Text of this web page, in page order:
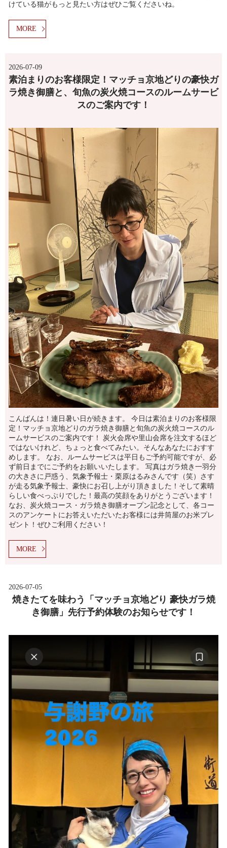
けている猫がもっと見たい方はぜひご覧くださいね。
MORE
2026-07-09
素泊まりのお客様限定！マッチョ京地どりの豪快ガ
ラ焼き御膳と、旬魚の炭火焼コースのルームサービ
スのご案内です！
こんばんは！連日暑い日が続きます。 今日は素泊まりのお客様限
定！マッチョ京地どりのガラ焼き御膳と旬魚の炭火焼コースのル
ームサービスのご案内です！ 炭火会席や里山会席を注文するほど
ではないけれど、ちょっと食べてみたい。そんなあなたにおすす
めします。 なお、ルームサービスは平日もご予約可能ですが、必
ず前日までにご予約をお願いいたします。 写真はガラ焼き一羽分
の大きさに戸惑う、気象予報士・栗原はるみさんです（笑）さす
が走る気象予報士、豪快にお召し上がり頂きました！そして素晴
らしい食べっぷりでした！最高の笑顔をありがとうございます！
なお、炭火焼コース・ガラ焼き御膳オープン記念として、各コー
スのアンケートにお答えいただいたお客様には井筒屋のお米プレ
ゼント！ぜひご利用ください！
MORE
2026-07-05
焼きたてを味わう「マッチョ京地どり 豪快ガラ焼
き御膳」先行予約体験のお知らせです！